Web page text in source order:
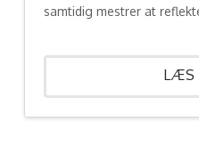
samtidig mestrer at
LÆS